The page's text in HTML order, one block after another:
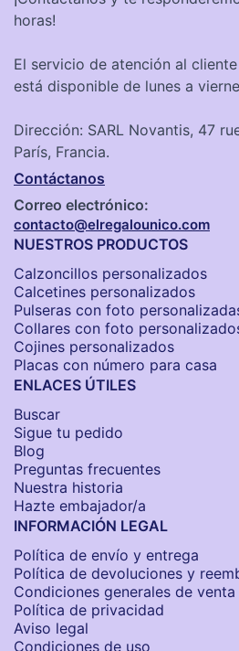
horas!
El servicio de atención al
está disponible de lunes a
Dirección: SARL Novantis, 47
París, Francia.
Contáctanos
Correo electrónico:
contacto@elregalounico.com
NUESTROS PRODUCTOS
Calzoncillos personalizados​
Calcetines personalizados
Pulseras con foto
Collares con foto
Cojines personalizados
Placas con número para casa
ENLACES ÚTILES
Buscar
Sigue tu pedido
Blog
Preguntas frecuentes
Nuestra historia
Hazte embajador/a
INFORMACIÓN LEGAL
Política de envío y entrega
Política de devoluciones y
Condiciones generales de venta
Política de privacidad
Aviso legal
Condiciones de uso